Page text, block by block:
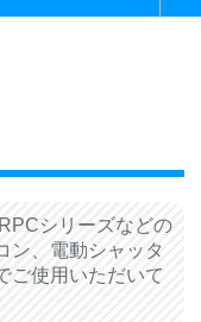
シリーズなどの
ン、電動シャッタ
ご使用いただいて